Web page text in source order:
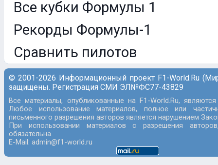
Все кубки Формулы 1
Рекорды Формулы-1
Сравнить пилотов
© 2001-2026 Информационный проект F1-World.Ru
защищены. Регистрация СМИ ЭЛ№ФС77-43829
Все материалы, опубликованные на F1-World.Ru,
Любое использование материалов, полное или
письменного разрешения авторов является нарушением
При использовании материалов с разрешения
обязательна.
E-Mail: admin@f1-world.ru